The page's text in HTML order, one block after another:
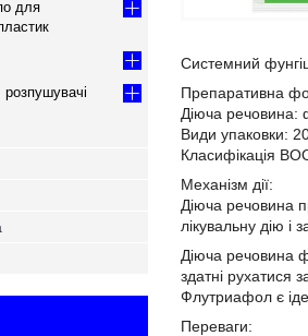
Системний
Препаративна
Діюча речовина:
Види упаковки:
Класифікація
Механізм дії:
Діюча речовина
лікувальну дію і
Діюча речовина
здатні рухатися
Флутриафол є
Переваги:
для